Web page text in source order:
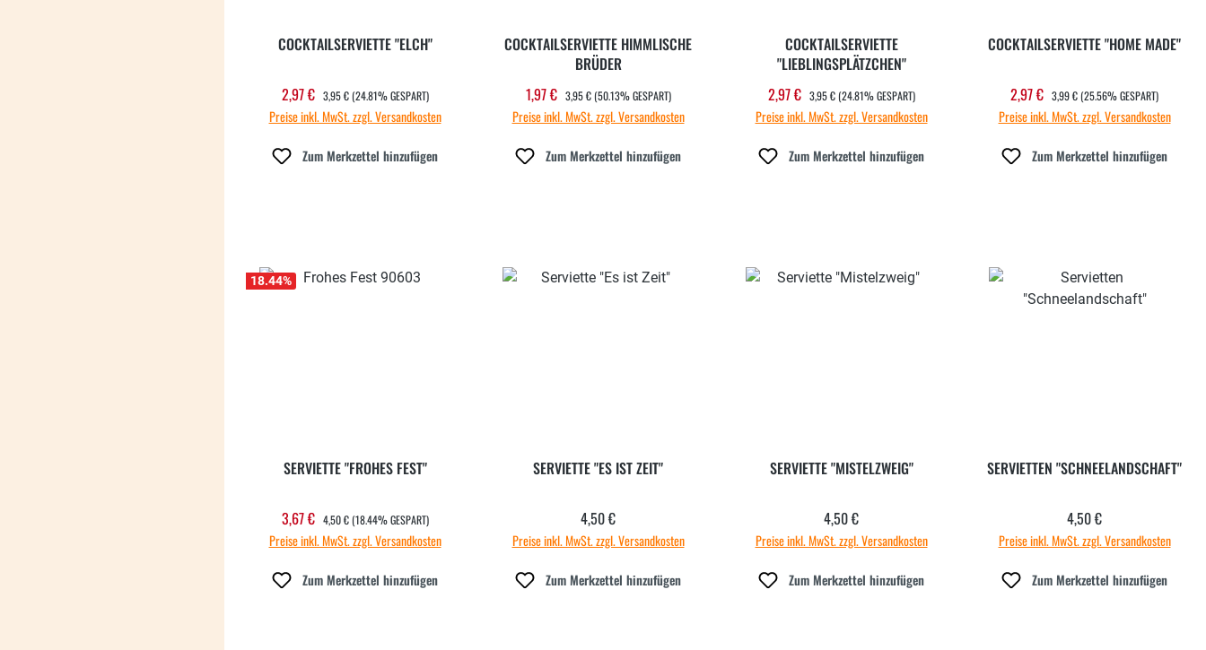
COCKTAILSERVIETTE "ELCH"
Verkaufspreis:
2,97 € REGULÄRER PREIS:
3,95 € (24.81% GESPART)
Preise inkl. MwSt. zzgl. Versandkosten
Zum Merkzettel hinzufügen
COCKTAILSERVIETTE HIMMLISCHE
BRÜDER
Verkaufspreis:
1,97 € REGULÄRER PREIS:
3,95 € (50.13% GESPART)
Preise inkl. MwSt. zzgl. Versandkosten
Zum Merkzettel hinzufügen
COCKTAILSERVIETTE
"LIEBLINGSPLÄTZCHEN"
Verkaufspreis:
2,97 € REGULÄRER PREIS:
3,95 € (24.81% GESPART)
Preise inkl. MwSt. zzgl. Versandkosten
Zum Merkzettel hinzufügen
COCKTAILSERVIETTE "HOME MADE"
Verkaufspreis:
2,97 € REGULÄRER PREIS:
3,99 €(25.56% GESPART)
Preise inkl. MwSt. zzgl. Versandkosten
Zum Merkzettel hinzufügen
18.44%
SERVIETTE "FROHES FEST"
Verkaufspreis:
3,67 € REGULÄRER PREIS:
4,50 € (18.44% GESPART)
Preise inkl. MwSt. zzgl. Versandkosten
Zum Merkzettel hinzufügen
SERVIETTE "ES IST ZEIT"
Regulärer Preis:
4,50 €
Preise inkl. MwSt. zzgl. Versandkosten
Zum Merkzettel hinzufügen
SERVIETTE "MISTELZWEIG"
Regulärer Preis:
4,50 €
Preise inkl. MwSt. zzgl. Versandkosten
Zum Merkzettel hinzufügen
SERVIETTEN "SCHNEELANDSCHAFT"
Regulärer Preis:
4,50 €
Preise inkl. MwSt. zzgl. Versandkosten
Zum Merkzettel hinzufügen